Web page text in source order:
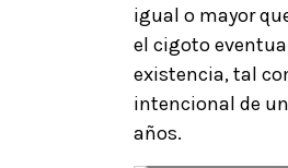
igual o mayor
el cigoto
existencia, tal
intencional de
años.